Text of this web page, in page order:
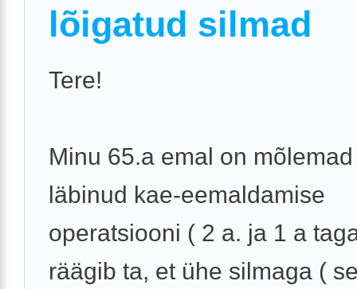
lõigatud silmad
Tere!
Minu 65.a emal on
läbinud kae-eemaldamise
operatsiooni ( 2 a. ja 1 a
räägib ta, et ühe silmaga (